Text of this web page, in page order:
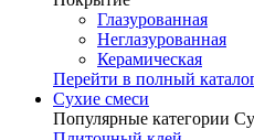
Глазурованная
Неглазурованная
Керамическая
Перейти в полный
Сухие смеси
Популярные категории